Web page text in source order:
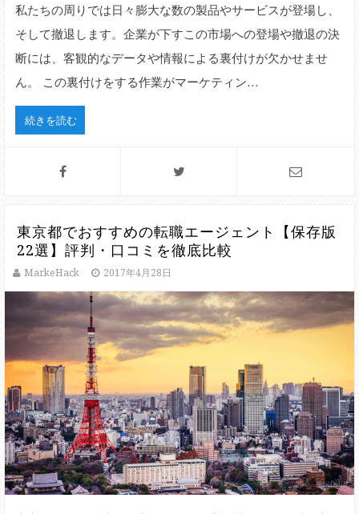
私たちの周りでは日々膨大な数の製品やサービスが登場し、
そして撤退します。企業が下すこの市場への登場や撤退の決
断には、客観的なデータや情報による裏付けが欠かせませ
ん。 この裏付けをする作業がマーケティン…
続きを読む
東京都でおすすめの転職エージェント【保存版
22選】評判・口コミを徹底比較
MarkeHack 2017年4月28日